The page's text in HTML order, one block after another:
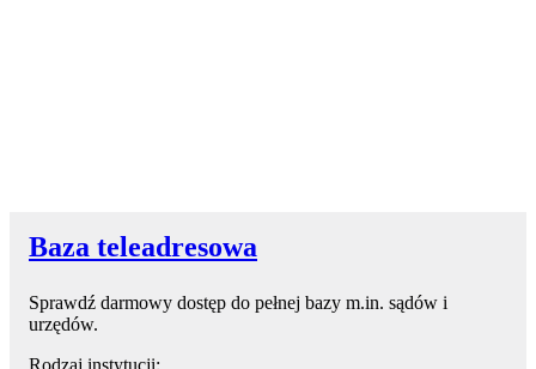
Baza teleadresowa
Sprawdź darmowy dostęp do pełnej bazy m.in. sądów i
urzędów.